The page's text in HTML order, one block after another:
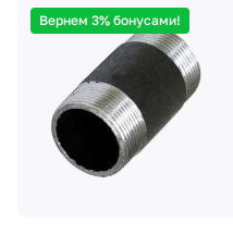
Вернем 3% бонусами!